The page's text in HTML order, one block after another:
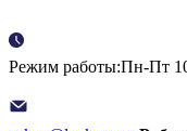
Режим работы:Пн-Пт